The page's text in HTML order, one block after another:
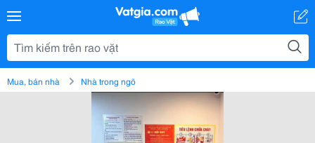
Mua, bán nhà Nhà trong ngõ